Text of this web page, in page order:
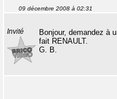
09 décembre 2008 à 02:31
Invité
Bonjour, demandez à
fait RENAULT.
G. B.